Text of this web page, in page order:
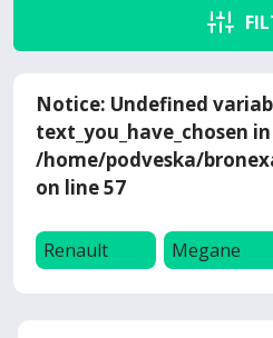
Notice: Undefined
text_you_have_chosen in
/home/podveska/
on line57
Renault Megane